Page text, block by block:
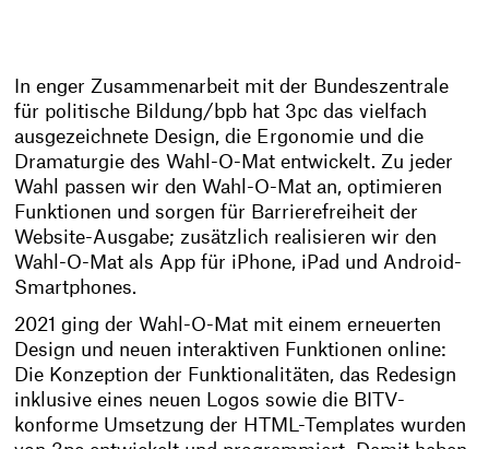
In enger Zusammenarbeit mit der Bundeszentrale
für politische Bildung/bpb hat 3pc das vielfach
ausgezeichnete Design, die Ergonomie und die
Dramaturgie des Wahl-O-Mat entwickelt. Zu jeder
Wahl passen wir den Wahl-O-Mat an, optimieren
Funktionen und sorgen für Barrierefreiheit der
Website-Ausgabe; zusätzlich realisieren wir den
Wahl-O-Mat als App für iPhone, iPad und Android-
Smartphones.
2021 ging der Wahl-O-Mat mit einem erneuerten
Design und neuen interaktiven Funktionen online:
Die Konzeption der Funktionalitäten, das Redesign
inklusive eines neuen Logos sowie die BITV-
konforme Umsetzung der HTML-Templates wurden